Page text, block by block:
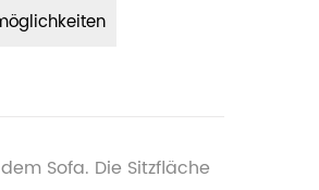
Sofa. Die Sitzfläche